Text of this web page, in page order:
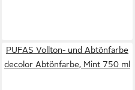
PUFAS Vollton- und Abtönfarbe
decolor Abtönfarbe, Mint 750 ml